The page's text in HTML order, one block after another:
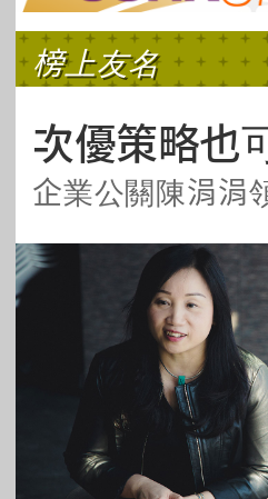
主頁 | ENG | 简体 |
頭條 榜上友
社創薈動 六物窺
藝士匹靈 雅共賞
榜上友名
次優策略也
企業公關陳涓涓